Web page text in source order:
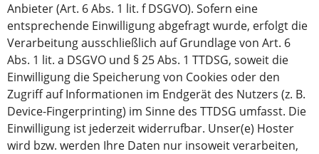
Anbieter (Art. 6 Abs. 1 lit. f DSGVO). Sofern eine
entsprechende Einwilligung abgefragt wurde, erfolgt die
Verarbeitung ausschließlich auf Grundlage von Art. 6
Abs. 1 lit. a DSGVO und § 25 Abs. 1 TTDSG, soweit die
Einwilligung die Speicherung von Cookies oder den
Zugriff auf Informationen im Endgerät des Nutzers (z. B.
Device-Fingerprinting) im Sinne des TTDSG umfasst. Die
Einwilligung ist jederzeit widerrufbar. Unser(e) Hoster
wird bzw. werden Ihre Daten nur insoweit verarbeiten,